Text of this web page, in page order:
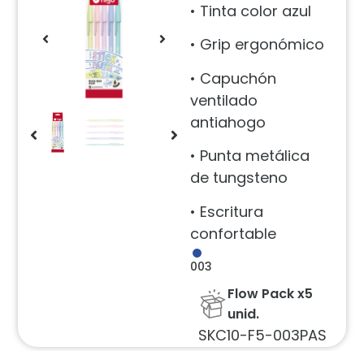
• Tinta color azul
• Grip ergonómico
• Capuchón
ventilado
antiahogo
• Punta metálica
de tungsteno
• Escritura
confortable
003
Flow Pack x5
unid.
SKC10-F5-003PAS